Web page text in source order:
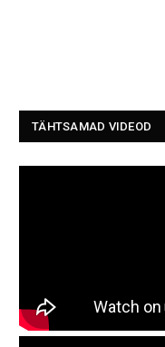
TÄHTSAMAD VIDEOD